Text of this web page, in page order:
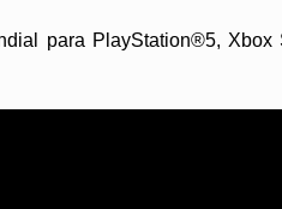
para PlayStation®5,